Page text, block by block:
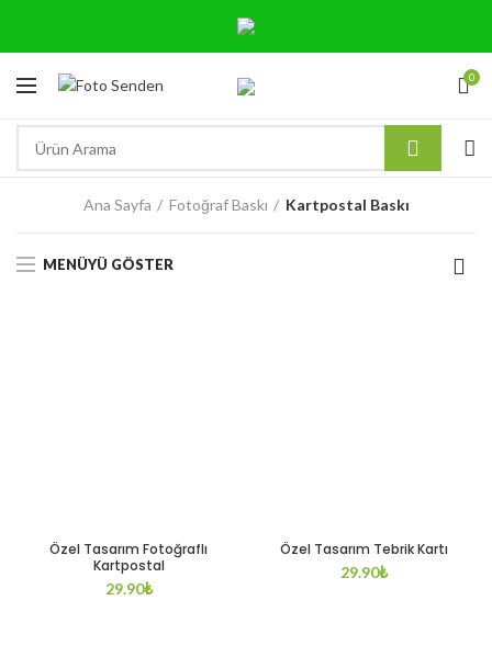
0
Ana Sayfa Fotoğraf Baskı Kartpostal Baskı
MENÜYÜ GÖSTER
Özel Tasarım Fotoğraflı
Kartpostal
29.90₺
Özel Tasarım Tebrik Kartı
29.90₺